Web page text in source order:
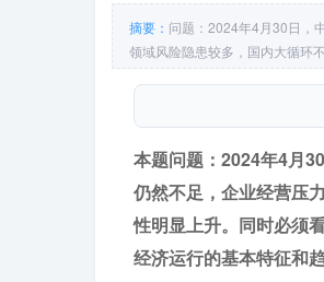
摘要： 问题：2024年4月30日，
领域风险隐患较多，国内大循环
潜能____，开局良好、回升向好
本题问题：2024年4月
仍然不足，企业经营压
性明显上升。同时必须
经济运行的基本特征和